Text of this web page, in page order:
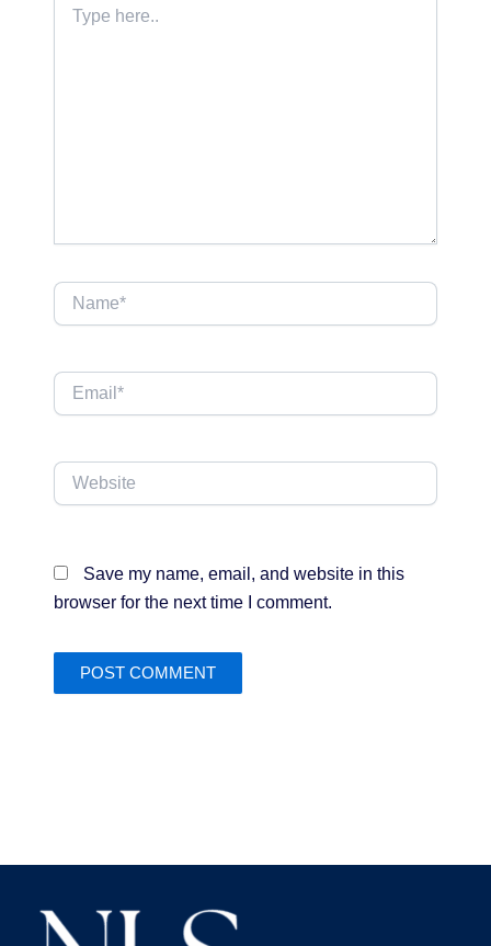
here..
Name*
Email*
Website
Save my name, email, and website in this
browser for the next time I comment.